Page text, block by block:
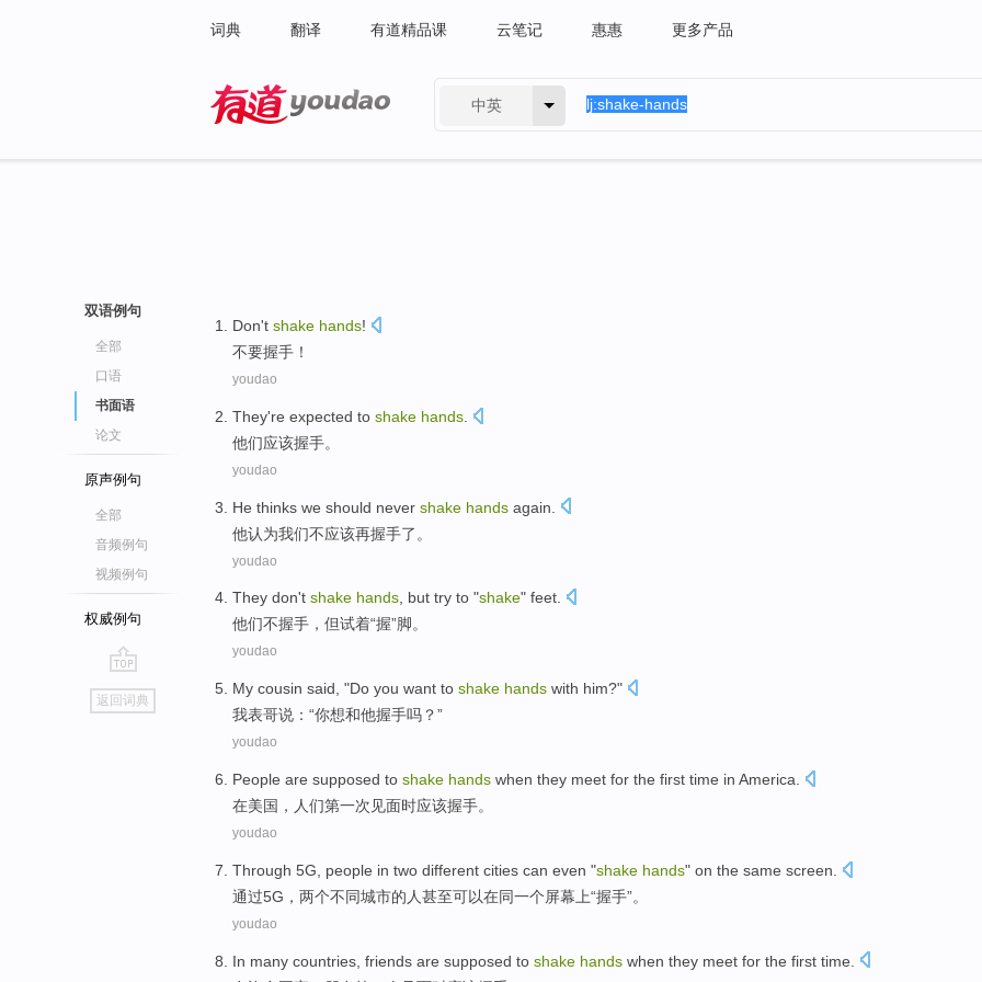
词典 翻译 有道精品课 云笔记 惠惠 更多产品
中英
双语例句
全部
口语
书面语
论文
原声例句
全部
音频例句
视频例句
权威例句
go
top
返回词典
Don't shake hands!
不要握手！
youdao
They're expected to shake hands
他们应该握手。
youdao
He thinks we should never shake hands again.
他认为我们不应该再握手了。
youdao
They don't shake hands, but try to "shake" feet.
他们不握手，但试着“握”脚。
youdao
My cousin said, "Do you want to shake hands with him?"
我表哥说：“你想和他握手吗？”
youdao
People are supposed to shake hands when they meet for the first time in America.
在美国，人们第一次见面时应该握手。
youdao
Through 5G, people in two different cities can even "shake hands" on the same screen.
通过5G，两个不同城市的人甚至可以在同一个屏幕上“握手”。
youdao
In many countries, friends are supposed to shake hands when they meet for the first time.